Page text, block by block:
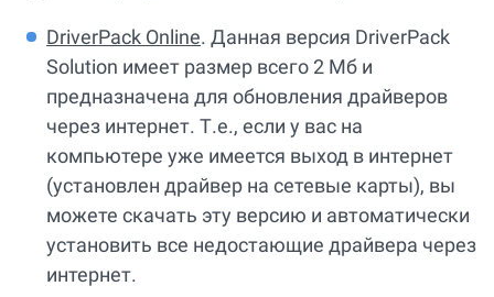
DriverPack Online. Данная версия DriverPack
Solution имеет размер всего 2 Мб и
предназначена для обновления драйверов
через интернет. Т.е., если у вас на
компьютере уже имеется выход в интернет
(установлен драйвер на сетевые карты), вы
можете скачать эту версию и автоматически
установить все недостающие драйвера через
интернет.